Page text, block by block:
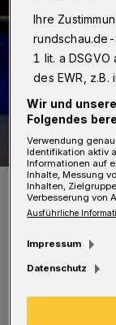
Symbolfoto.
Foto: Polizei
Nach
Ihre
rundschau.de-
1 lit. a
des EWR, z.B.
Wir und
Folgendes
Verwendung
Identifikation aktiv
Informationen auf
Inhalte, Messung
Inhalten,
Verbesserung von
Ausführliche
Impressum
Datenschutz